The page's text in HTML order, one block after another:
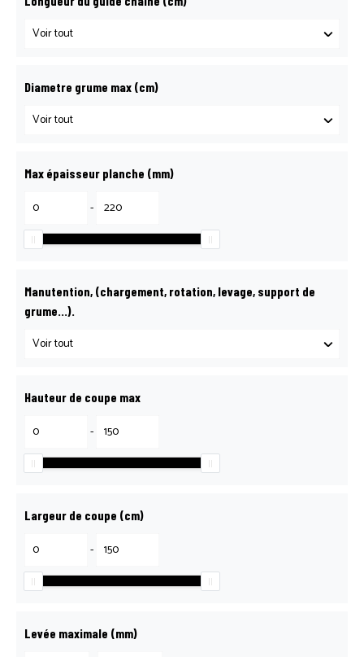
Diametre grume max (cm)
Max épaisseur planche (mm)
-
Manutention, (chargement, rotation, levage, support de
grume…).
Hauteur de coupe max
-
Largeur de coupe (cm)
-
Levée maximale (mm)